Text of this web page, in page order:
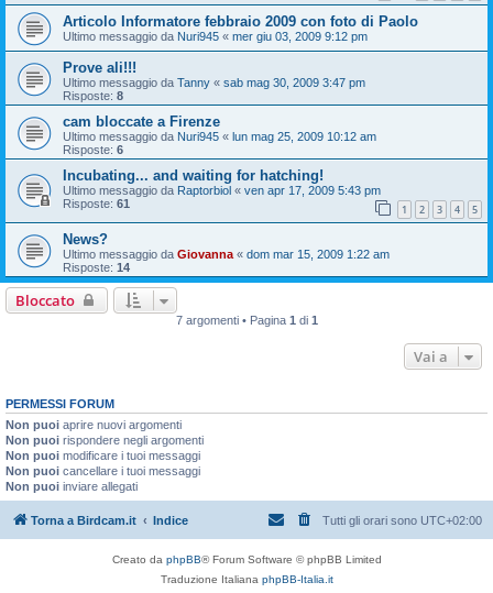
Articolo Informatore febbraio 2009 con foto di Paolo
Ultimo messaggio da Nuri945 « mer giu 03, 2009 9:12 pm
Prove ali!!!
Ultimo messaggio da Tanny « sab mag 30, 2009 3:47 pm
Risposte: 8
cam bloccate a Firenze
Ultimo messaggio da Nuri945 « lun mag 25, 2009 10:12 am
Risposte: 6
Incubating... and waiting for hatching!
Ultimo messaggio da Raptorbiol « ven apr 17, 2009 5:43 pm
Risposte: 61 1 2 3 4 5
News?
Ultimo messaggio da Giovanna« dom mar 15, 2009 1:22 am
Risposte: 14
Bloccato
7 argomenti • Pagina 1di 1
Vai a
PERMESSI FORUM
Non puoi aprire nuovi argomenti
Non puoi rispondere negli argomenti
Non puoi modificare i tuoi messaggi
Non puoi cancellare i tuoi messaggi
Non puoi inviare allegati
Torna a Birdcam.it Indice Tutti gli orari sono UTC+02:00
Creato da phpBB® Forum Software © phpBB Limited
Traduzione Italiana phpBB-Italia.it